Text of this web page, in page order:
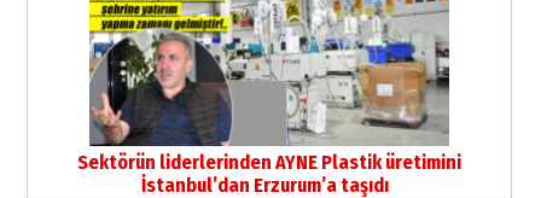
Murat Şahsuvaroğlu ERKON’da
çıtayı yukarı taşırken,
yönetimdekiler aşağı
çekmemeli!
17 Şubat 2026 SalıOrhan BOZKURT
Bir fotoğraf, bir şehir, bir
gazeteci… Dizginler kimin
elinde?
Sektörün liderlerinden AYNE Plastik üretimini
İstanbul’dan Erzurum’a taşıdı